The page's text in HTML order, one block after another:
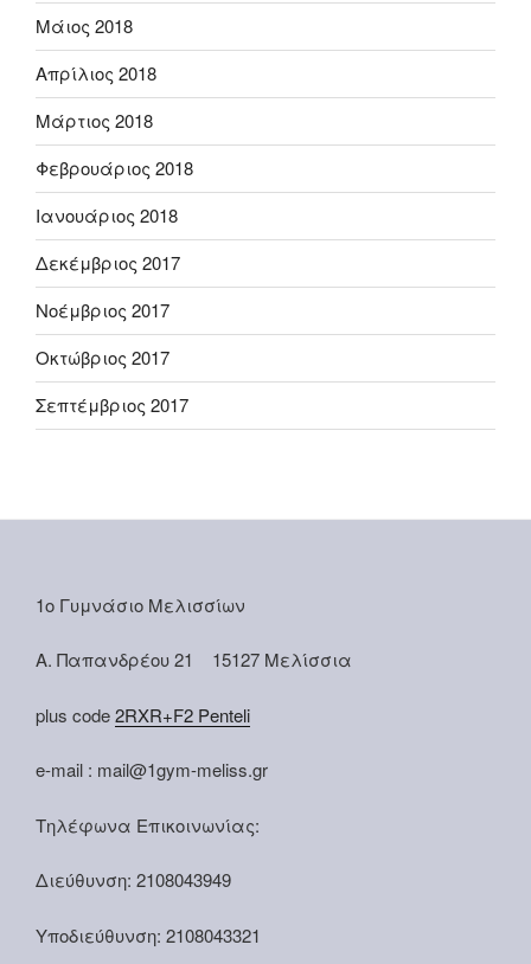
Μάιος 2018
Απρίλιος 2018
Μάρτιος 2018
Φεβρουάριος 2018
Ιανουάριος 2018
Δεκέμβριος 2017
Νοέμβριος 2017
Οκτώβριος 2017
Σεπτέμβριος 2017
1ο Γυμνάσιο Μελισσίων
Α. Παπανδρέου 21 15127 Μελίσσια
plus code2RXR+F2 Penteli
e-mail : mail@1gym-meliss.gr
Τηλέφωνα Επικοινωνίας:
Διεύθυνση: 2108043949
Υποδιεύθυνση: 2108043321